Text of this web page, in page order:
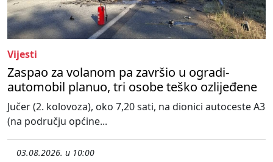
Vijesti
Zaspao za volanom pa završio u ogradi-
automobil planuo, tri osobe teško ozlijeđene
Jučer (2. kolovoza), oko 7,20 sati, na dionici autoceste A3
(na području općine...
03.08.2026. u 10:00